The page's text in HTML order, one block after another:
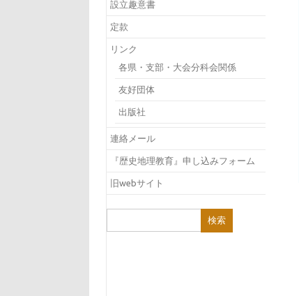
設立趣意書
定款
リンク
各県・支部・大会分科会関係
友好団体
出版社
連絡メール
『歴史地理教育』申し込みフォーム
旧webサイト
索: